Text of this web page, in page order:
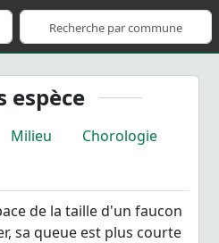
Milieu
Chorologie
de la taille d'un faucon
sa queue est plus courte